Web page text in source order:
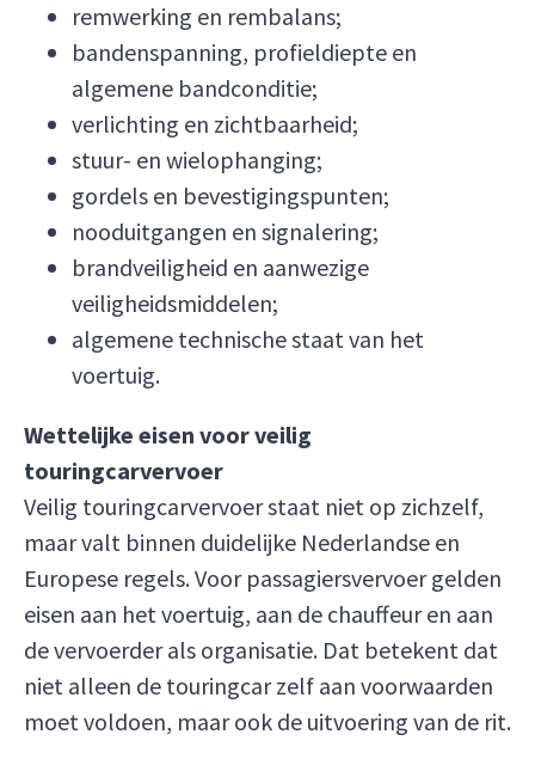
remwerking en rembalans;
bandenspanning, profieldiepte en
algemene bandconditie;
verlichting en zichtbaarheid;
stuur- en wielophanging;
gordels en bevestigingspunten;
nooduitgangen en signalering;
brandveiligheid en aanwezige
veiligheidsmiddelen;
algemene technische staat van het
voertuig.
Wettelijke eisen voor veilig
touringcarvervoer
Veilig touringcarvervoer staat niet op zichzelf,
maar valt binnen duidelijke Nederlandse en
Europese regels. Voor passagiersvervoer gelden
eisen aan het voertuig, aan de chauffeur en aan
de vervoerder als organisatie. Dat betekent dat
niet alleen de touringcar zelf aan voorwaarden
moet voldoen, maar ook de uitvoering van de rit.